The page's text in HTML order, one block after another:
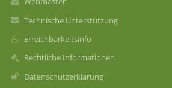
Technische Unterstützung
Erreichbarkeitsinfo
Rechtliche Informationen
Datenschutzerklärung